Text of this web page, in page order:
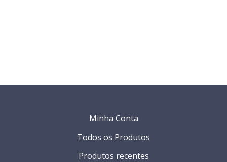
Minha Conta
Todos os Produtos
Produtos recentes